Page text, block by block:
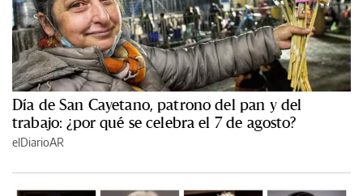
Día de San Cayetano, patrono del pan y del
trabajo: ¿por qué se celebra el 7 de agosto?
elDiarioAR